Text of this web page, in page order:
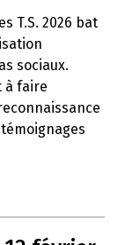
T.S. 2026 bat
sociaux.
à faire